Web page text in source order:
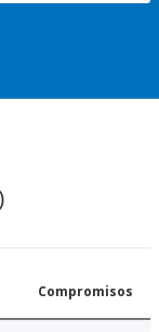
Compromisos